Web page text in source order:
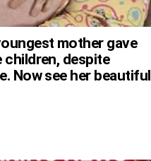
mother gave
despite
Now see her beautiful